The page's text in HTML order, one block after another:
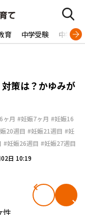
育 中学受験 中学生
対策は？かゆみが
ヶ月 #妊娠7ヶ月 #妊娠16
20週目 #妊娠21週目 #妊
#妊娠26週目 #妊娠27週目
日 10:19